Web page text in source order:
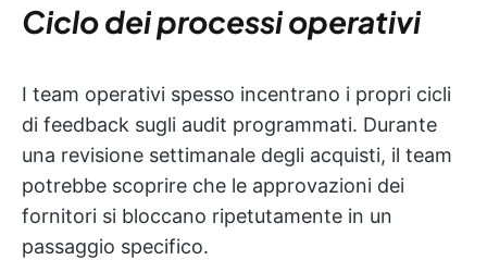
Ciclo dei processi operativi
I team operativi spesso incentrano i propri cicli
di feedback sugli audit programmati. Durante
una revisione settimanale degli acquisti, il team
potrebbe scoprire che le approvazioni dei
fornitori si bloccano ripetutamente in un
passaggio specifico.